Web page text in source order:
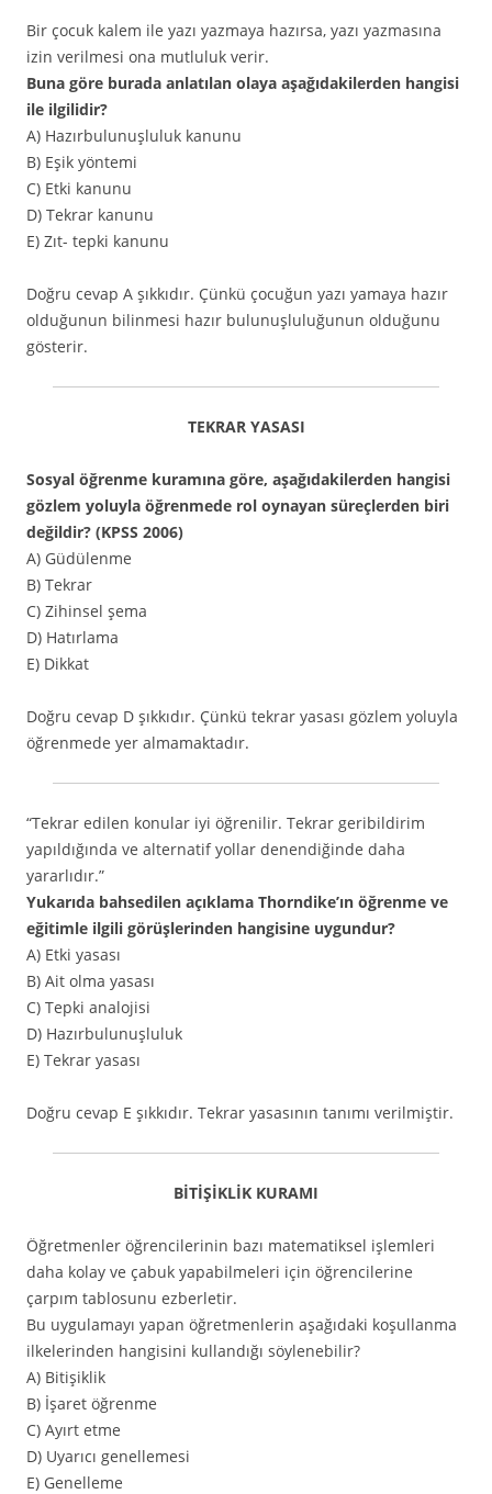
Bir çocuk kalem ile yazı yazmaya hazırsa, yazı yazmasına
izin verilmesi ona mutluluk verir.
Buna göre burada anlatılan olaya aşağıdakilerden hangisi
ile ilgilidir?
A) Hazırbulunuşluluk kanunu
B) Eşik yöntemi
C) Etki kanunu
D) Tekrar kanunu
E) Zıt- tepki kanunu
Doğru cevap A şıkkıdır. Çünkü çocuğun yazı yamaya hazır
olduğunun bilinmesi hazır bulunuşluluğunun olduğunu
gösterir.
TEKRAR YASASI
Sosyal öğrenme kuramına göre, aşağıdakilerden hangisi
gözlem yoluyla öğrenmede rol oynayan süreçlerden biri
değildir? (KPSS 2006)
A) Güdülenme
B) Tekrar
C) Zihinsel şema
D) Hatırlama
E) Dikkat
Doğru cevap D şıkkıdır. Çünkü tekrar yasası gözlem yoluyla
öğrenmede yer almamaktadır.
“Tekrar edilen konular iyi öğrenilir. Tekrar geribildirim
yapıldığında ve alternatif yollar denendiğinde daha
yararlıdır.”
Yukarıda bahsedilen açıklama Thorndike’ın öğrenme ve
eğitimle ilgili görüşlerinden hangisine uygundur?
A) Etki yasası
B) Ait olma yasası
C) Tepki analojisi
D) Hazırbulunuşluluk
E) Tekrar yasası
Doğru cevap E şıkkıdır. Tekrar yasasının tanımı verilmiştir.
BİTİŞİKLİK KURAMI
Öğretmenler öğrencilerinin bazı matematiksel işlemleri
daha kolay ve çabuk yapabilmeleri için öğrencilerine
çarpım tablosunu ezberletir.
Bu uygulamayı yapan öğretmenlerin aşağıdaki koşullanma
ilkelerinden hangisini kullandığı söylenebilir?
A) Bitişiklik
B) İşaret öğrenme
C) Ayırt etme
D) Uyarıcı genellemesi
E) Genelleme